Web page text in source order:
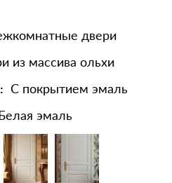
двери
из массива ольхи
С покрытием эмаль
эмаль